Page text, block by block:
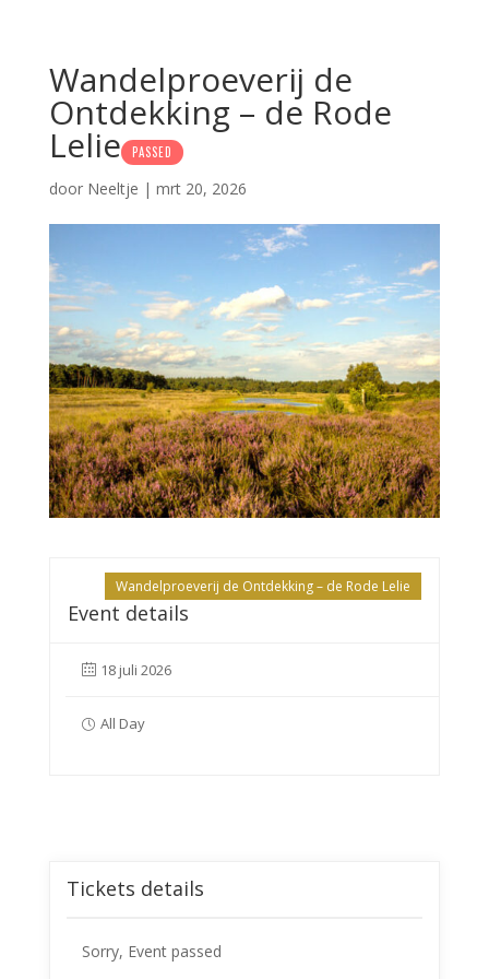
Wandelproeverij de
Ontdekking – de Rode
Lelie PASSED
door Neeltje | mrt 20, 2026
Wandelproeverij de Ontdekking – de Rode Lelie
Event details
18 juli 2026
All Day
Tickets details
Sorry, Event passed